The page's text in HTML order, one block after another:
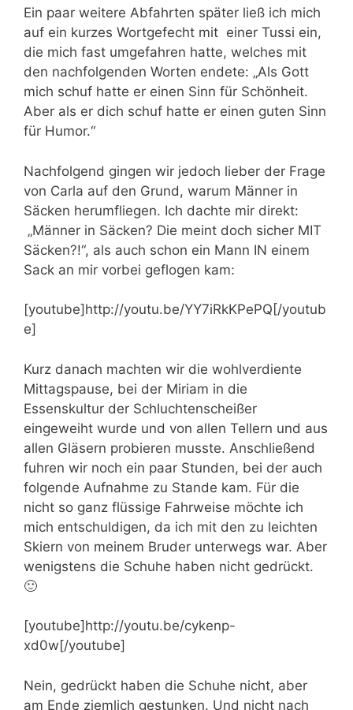
Ein paar weitere Abfahrten später ließ ich mich
auf ein kurzes Wortgefecht mit einer Tussi ein,
die mich fast umgefahren hatte, welches mit
den nachfolgenden Worten endete: „Als Gott
mich schuf hatte er einen Sinn für Schönheit.
Aber als er dich schuf hatte er einen guten Sinn
für Humor.“
Nachfolgend gingen wir jedoch lieber der Frage
von Carla auf den Grund, warum Männer in
Säcken herumfliegen. Ich dachte mir direkt:
„Männer in Säcken? Die meint doch sicher MIT
Säcken?!“, als auch schon ein Mann IN einem
Sack an mir vorbei geflogen kam:
[youtube]http://youtu.be/YY7iRkKPePQ[/youtub
e]
Kurz danach machten wir die wohlverdiente
Mittagspause, bei der Miriam in die
Essenskultur der Schluchtenscheißer
eingeweiht wurde und von allen Tellern und aus
allen Gläsern probieren musste. Anschließend
fuhren wir noch ein paar Stunden, bei der auch
folgende Aufnahme zu Stande kam. Für die
nicht so ganz flüssige Fahrweise möchte ich
mich entschuldigen, da ich mit den zu leichten
Skiern von meinem Bruder unterwegs war. Aber
wenigstens die Schuhe haben nicht gedrückt.
🙂
[youtube]http://youtu.be/cykenp-
xd0w[/youtube]
Nein, gedrückt haben die Schuhe nicht, aber
am Ende ziemlich gestunken. Und nicht nach